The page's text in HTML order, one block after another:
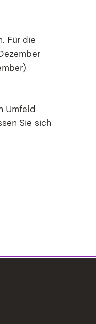
Für die
Umfeld
Sie sich